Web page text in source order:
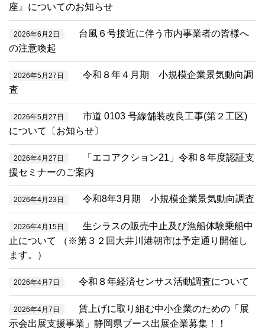
座』についてのお知らせ
2026年6月2日
台風６号接近に伴う市内事業者の皆様へ
の注意喚起
2026年5月27日
令和８年４月期 小規模企業景気動向調
査
2026年5月27日
市道 0103 号線舗装改良工事(第２工区)
について〔お知らせ〕
2026年4月27日
「エコアクション21」令和８年度認証支
援セミナーのご案内
2026年4月23日 令和8年3月期 小規模企業景気動向調査
2026年4月15日
生シラスの販売中止及び漁船体験乗船中
止について （※第３２回大井川港朝市は予定通り開催し
ます。）
2026年4月7日 令和８年経済センサス活動調査について
2026年4月7日
賃上げに取り組む中小企業のための「展
示会出展支援事業」静岡県ブース出展企業募集！！